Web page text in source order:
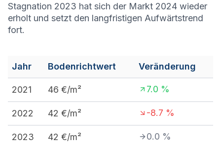
Stagnation 2023 hat sich der Markt 2024 wieder
erholt und setzt den langfristigen Aufwärtstrend
fort.
Jahr Bodenrichtwert Veränderung
2021 46 €/m² 7.0 %
2022 42 €/m² -8.7 %
2023 42 €/m² 0.0 %